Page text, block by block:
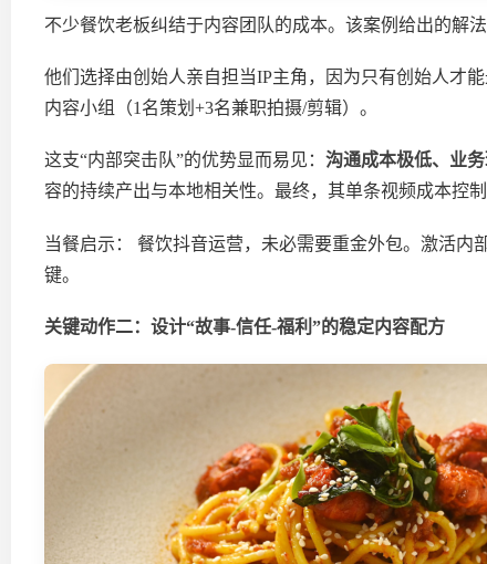
不少餐饮老板纠结于内容团队的成本。该案例给出的解法
他们选择由创始人亲自担当IP主角，因为只有创始人才
内容小组（1名策划+3名兼职拍摄/剪辑）。
这支“内部突击队”的优势显而易见： 沟通成本极低、业务
容的持续产出与本地相关性。最终，其单条视频成本控
当餐启示： 餐饮抖音运营，未必需要重金外包。激活内
键。
关键动作二： 设计“故事-信任-福利”的稳定内容配方